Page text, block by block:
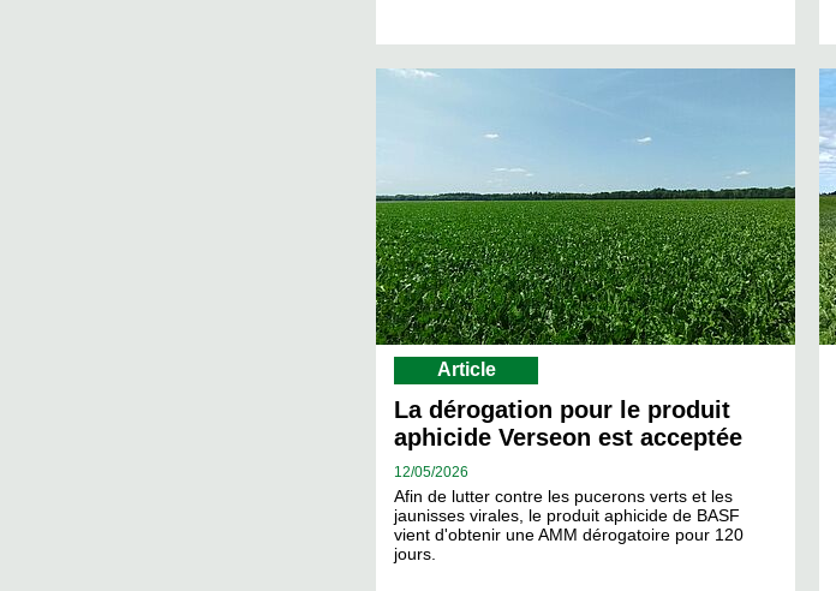
Article
La dérogation pour le produit
aphicide Verseon est acceptée
12/05/2026
Afin de lutter contre les pucerons verts et les
jaunisses virales, le produit aphicide de BASF
vient d'obtenir une AMM dérogatoire pour 120
jours.